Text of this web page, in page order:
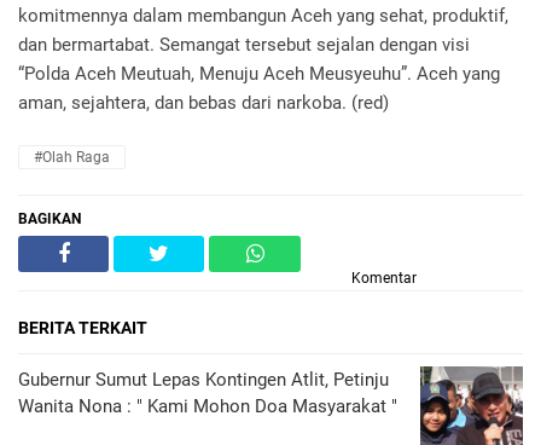
komitmennya dalam membangun Aceh yang sehat, produktif,
dan bermartabat. Semangat tersebut sejalan dengan visi
“Polda Aceh Meutuah, Menuju Aceh Meusyeuhu”. Aceh yang
aman, sejahtera, dan bebas dari narkoba. (red)
#Olah Raga
BAGIKAN
Komentar
BERITA TERKAIT
Gubernur Sumut Lepas Kontingen Atlit, Petinju
Wanita Nona : " Kami Mohon Doa Masyarakat "